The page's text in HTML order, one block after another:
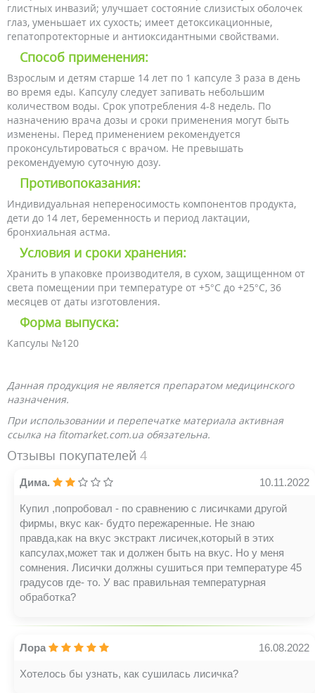
глистных инвазий; улучшает состояние слизистых оболочек
глаз, уменьшает их сухость; имеет детоксикационные,
гепатопротекторные и антиоксидантными свойствами.
Способ применения:
Взрослым и детям старше 14 лет по 1 капсуле 3 раза в день
во время еды. Капсулу следует запивать небольшим
количеством воды. Срок употребления 4-8 недель. По
назначению врача дозы и сроки применения могут быть
изменены. Перед применением рекомендуется
проконсультироваться с врачом. Не превышать
рекомендуемую суточную дозу.
Противопоказания:
Индивидуальная непереносимость компонентов продукта,
дети до 14 лет, беременность и период лактации,
бронхиальная астма.
Условия и сроки хранения:
Хранить в упаковке производителя, в сухом, защищенном от
света помещении при температуре от +5°С до +25°С, 36
месяцев от даты изготовления.
Форма выпуска:
Капсулы №120
Данная продукция не является препаратом медицинского
назначения.
При использовании и перепечатке материала активная
ссылка на fitomarket.com.ua обязательна.
Отзывы покупателей 4
Дима. 10.11.2022
Купил ,попробовал - по сравнению с лисичками другой
фирмы, вкус как- будто пережаренные. Не знаю
правда,как на вкус экстракт лисичек,который в этих
капсулах,может так и должен быть на вкус. Но у меня
сомнения. Лисички должны сушиться при температуре 45
градусов где- то. У вас правильная температурная
обработка?
Лора 16.08.2022
Хотелось бы узнать, как сушилась лисичка?